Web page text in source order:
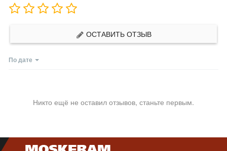
ОСТАВИТЬ ОТЗЫВ
По дате
Никто ещё не оставил отзывов, станьте первым.